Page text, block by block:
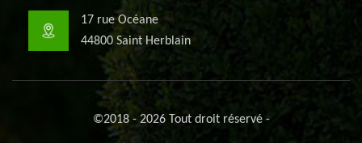
17 rue Océane
44800 Saint Herblain
©2018 - 2026 Tout droit réservé -